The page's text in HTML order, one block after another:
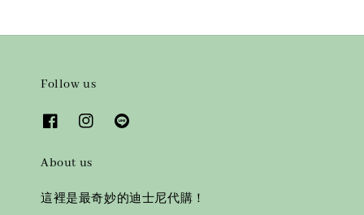
Follow us
About us
這裡是最奇妙的迪士尼代購！